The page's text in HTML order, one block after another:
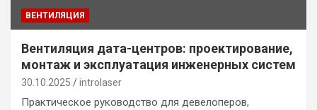
ВЕНТИЛЯЦИЯ
Вентиляция дата-центров: проектирование,
монтаж и эксплуатация инженерных систем
30.10.2025 introlaser
Практическое руководство для девелоперов,